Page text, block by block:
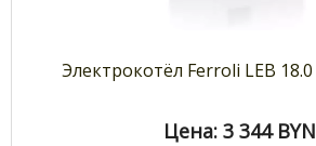
Электрокотёл Ferroli LEB 18.0
Цена: 3 344 BYN